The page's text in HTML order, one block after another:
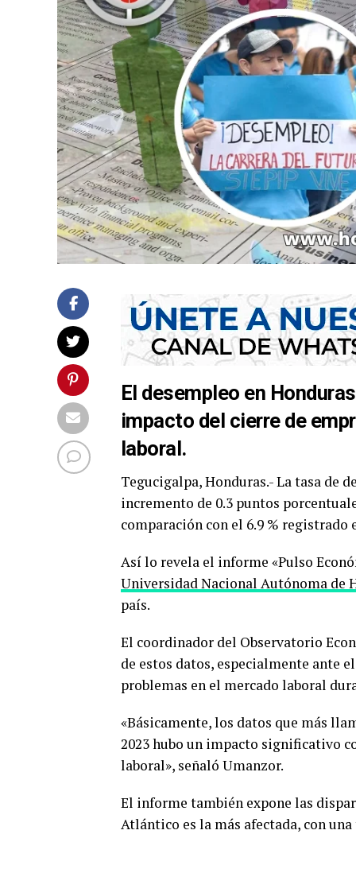
El desempleo en
impacto del cierre de
laboral.
Tegucigalpa, Honduras.- La tasa de
incremento de 0.3 puntos
comparación con el 6.9 % registrado
Así lo revela el informe «Pulso
Universidad Nacional Autónoma de
país.
El coordinador del Observatorio
de estos datos, especialmente ante
problemas en el mercado laboral
«Básicamente, los datos que más
2023 hubo un impacto significativo
laboral», señaló Umanzor.
El informe también expone las
Atlántico es la más afectada, con